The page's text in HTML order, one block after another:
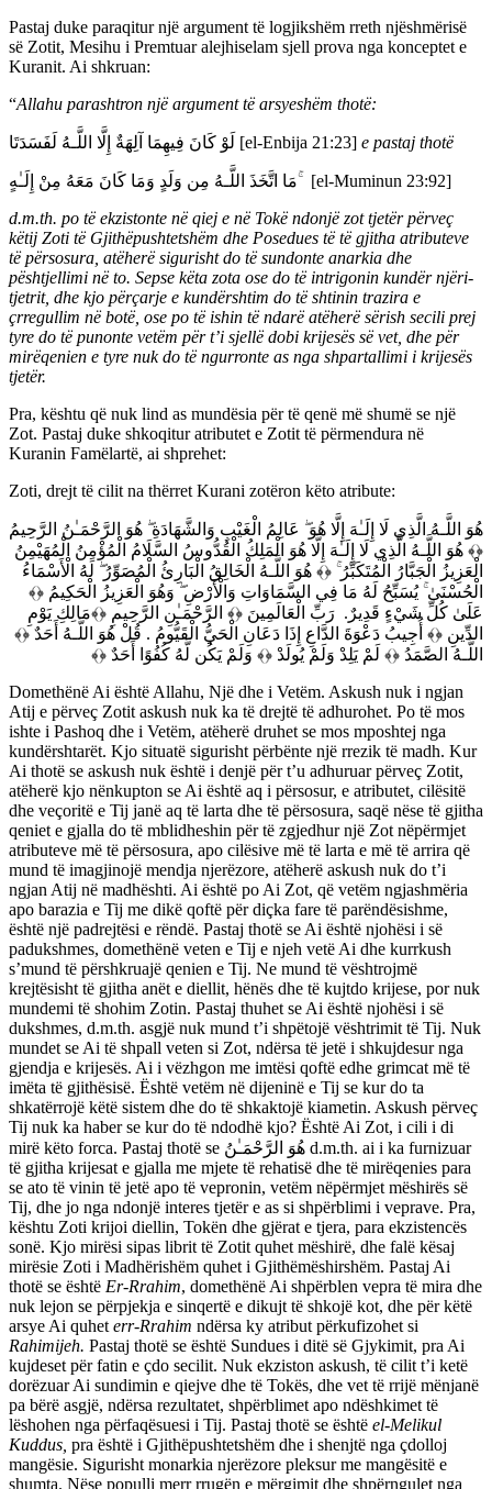
Pastaj duke paraqitur një argument të logjikshëm rreth njëshmërisë
së Zotit, Mesihu i Premtuar alejhiselam sjell prova nga konceptet e
Kuranit. Ai shkruan:
“Allahu parashtron një argument të arsyeshëm thotë:
لَوْ كَانَ فِيهِمَا آلِهَةٌ إِلَّا اللَّـهُ لَفَسَدَتَا [el-Enbija 21:23] e pastaj thotë
مَا اتَّخَذَ اللَّـهُ مِن وَلَدٍ وَمَا كَانَ مَعَهُ مِنْ إِلَـٰهٍ ۚ [el-Muminun 23:92]
d.m.th. po të ekzistonte në qiej e në Tokë ndonjë zot tjetër përveç
këtij Zoti të Gjithëpushtetshëm dhe Posedues të të gjitha atributeve
të përsosura, atëherë sigurisht do të sundonte anarkia dhe
pështjellimi në to. Sepse këta zota ose do të intrigonin kundër njëri-
tjetrit, dhe kjo përçarje e kundërshtim do të shtinin trazira e
çrregullim në botë, ose po të ishin të ndarë atëherë sërish secili prej
tyre do të punonte vetëm për t’i sjellë dobi krijesës së vet, dhe për
mirëqenien e tyre nuk do të ngurronte as nga shpartallimi i krijesës
tjetër.
Pra, kështu që nuk lind as mundësia për të qenë më shumë se një
Zot. Pastaj duke shkoqitur atributet e Zotit të përmendura në
Kuranin Famëlartë, ai shprehet:
Zoti, drejt të cilit na thërret Kurani zotëron këto atribute:
هُوَ اللَّـهُ الَّذِي لَا إِلَـٰهَ إِلَّا هُوَ ۖ عَالِمُ الْغَيْبِ وَالشَّهَادَةِ ۖ هُوَ الرَّحْمَـٰنُ الرَّحِيمُ
﴿﴾ هُوَ اللَّـهُ الَّذِي لَا إِلَـٰهَ إِلَّا هُوَ الْمَلِكُ الْقُدُّوسُ السَّلَامُ الْمُؤْمِنُ الْمُهَيْمِنُ
الْعَزِيزُ الْجَبَّارُ الْمُتَكَبِّرُ ۚ ﴿﴾ هُوَ اللَّـهُ الْخَالِقُ الْبَارِئُ الْمُصَوِّرُ ۖ لَهُ الْأَسْمَاءُ
الْحُسْنَىٰ ۚ يُسَبِّحُ لَهُ مَا فِي السَّمَاوَاتِ وَالْأَرْضِ ۖ وَهُوَ الْعَزِيزُ الْحَكِيمُ ﴿﴾
عَلَىٰ كُلِّ شَيْءٍ قَدِيرٌ. رَبِّ الْعَالَمِينَ ﴿﴾ الرَّحْمَـٰنِ الرَّحِيمِ ﴿﴾مَالِكِ يَوْمِ
الدِّينِ ﴿﴾ أُجِيبُ دَعْوَةَ الدَّاعِ إِذَا دَعَانِ الْحَيُّ الْقَيُّومُ . قُلْ هُوَ اللَّـهُ أَحَدٌ ﴿﴾
اللَّـهُ الصَّمَدُ ﴿﴾ لَمْ يَلِدْ وَلَمْ يُولَدْ ﴿﴾ وَلَمْ يَكُن لَّهُ كُفُوًا أَحَدٌ ﴿﴾
Domethënë Ai është Allahu, Një dhe i Vetëm. Askush nuk i ngjan
Atij e përveç Zotit askush nuk ka të drejtë të adhurohet. Po të mos
ishte i Pashoq dhe i Vetëm, atëherë druhet se mos mposhtej nga
kundërshtarët. Kjo situatë sigurisht përbënte një rrezik të madh. Kur
Ai thotë se askush nuk është i denjë për t’u adhuruar përveç Zotit,
atëherë kjo nënkupton se Ai është aq i përsosur, e atributet, cilësitë
dhe veçoritë e Tij janë aq të larta dhe të përsosura, saqë nëse të gjitha
qeniet e gjalla do të mblidheshin për të zgjedhur një Zot nëpërmjet
atributeve më të përsosura, apo cilësive më të larta e më të arrira që
mund të imagjinojë mendja njerëzore, atëherë askush nuk do t’i
ngjan Atij në madhështi. Ai është po Ai Zot, që vetëm ngjashmëria
apo barazia e Tij me dikë qoftë për diçka fare të parëndësishme,
është një padrejtësi e rëndë. Pastaj thotë se Ai është njohësi i së
padukshmes, domethënë veten e Tij e njeh vetë Ai dhe kurrkush
s’mund të përshkruajë qenien e Tij. Ne mund të vështrojmë
krejtësisht të gjitha anët e diellit, hënës dhe të kujtdo krijese, por nuk
mundemi të shohim Zotin. Pastaj thuhet se Ai është njohësi i së
dukshmes, d.m.th. asgjë nuk mund t’i shpëtojë vështrimit të Tij. Nuk
mundet se Ai të shpall veten si Zot, ndërsa të jetë i shkujdesur nga
gjendja e krijesës. Ai i vëzhgon me imtësi qoftë edhe grimcat më të
imëta të gjithësisë. Është vetëm në dijeninë e Tij se kur do ta
shkatërrojë këtë sistem dhe do të shkaktojë kiametin. Askush përveç
Tij nuk ka haber se kur do të ndodhë kjo? Është Ai Zot, i cili i di
mirë këto forca. Pastaj thotë se هُوَ الرَّحْمَـٰنُ d.m.th. ai i ka furnizuar
të gjitha krijesat e gjalla me mjete të rehatisë dhe të mirëqenies para
se ato të vinin të jetë apo të vepronin, vetëm nëpërmjet mëshirës së
Tij, dhe jo nga ndonjë interes tjetër e as si shpërblimi i veprave. Pra,
kështu Zoti krijoi diellin, Tokën dhe gjërat e tjera, para ekzistencës
sonë. Kjo mirësi sipas librit të Zotit quhet mëshirë, dhe falë kësaj
mirësie Zoti i Madhërishëm quhet i Gjithëmëshirshëm. Pastaj Ai
thotë se është Er-Rrahim, domethënë Ai shpërblen vepra të mira dhe
nuk lejon se përpjekja e sinqertë e dikujt të shkojë kot, dhe për këtë
arsye Ai quhet ­ err-Rrahim ndërsa ky atribut përkufizohet si
Rahimijeh. Pastaj thotë se është Sundues i ditë së Gjykimit, pra Ai
kujdeset për fatin e çdo secilit. Nuk ekziston askush, të cilit t’i ketë
dorëzuar Ai sundimin e qiejve dhe të Tokës, dhe vet të rrijë mënjanë
pa bërë asgjë, ndërsa rezultatet, shpërblimet apo ndëshkimet të
lëshohen nga përfaqësuesi i Tij. Pastaj thotë se është el-Melikul
Kuddus, pra është i Gjithëpushtetshëm dhe i shenjtë nga çdolloj
mangësie. Sigurisht monarkia njerëzore pleksur me mangësitë e
shumta. Nëse populli merr rrugën e mërgimit dhe shpërngulet nga